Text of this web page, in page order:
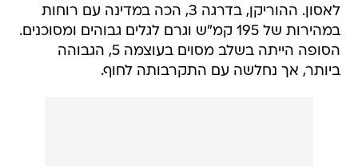
לאסון. ההוריקן, בדרגה 3, הכה במדינה עם רוחות
במהירות של 195 קמ"ש וגרם לגלים גבוהים ומסוכנים.
הסופה הייתה בשלב מסוים בעוצמה 5, הגבוהה
ביותר, אך נחלשה עם התקרבותה לחוף.